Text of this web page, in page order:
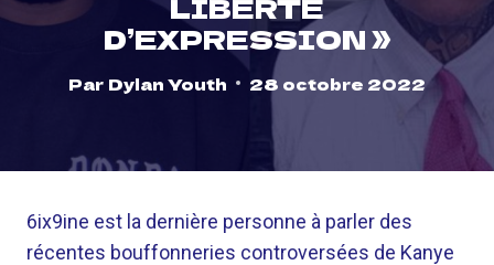
D’EXPRESSION »
Par Dylan Youth 28 octobre 2022
6ix9ine est la dernière personne à parler des
récentes bouffonneries controversées de Kanye